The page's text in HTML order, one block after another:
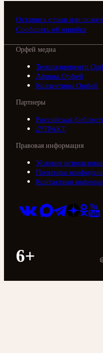
Оставить отзыв или
Сообщить об ошибке
Орфей медиа
Телерадиоцентр
Афиша Орфей
Коллективы Орфей
Партнеры
Российская
///ТРАКТ
Правовая информация
Условия
Политика
Контактная
6+